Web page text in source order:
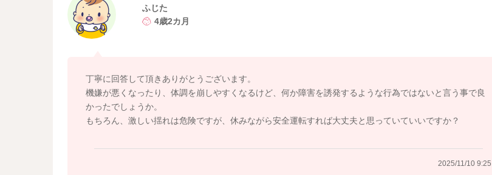
す。いくらチャイルドシートに座っていたと言っても、長時間慣れない状況で、同じ姿勢で固定されるの
で、うまく休めていないこともあります。疲れてしまったり、負担が大きいと、その後、帰宅されてから
体調を崩してしまうお子さんもいらっしゃいます。お子さんは、まだ言葉を発することができませんの
憩を取って定期的に赤ちゃんの様子を確認しましょう。お子さんが機嫌良く寝ているのであれば、それほ
どこまめに休憩なさらなくても構いませんが、お子さんの機嫌が悪くなってしまったタイミングで休める
ように、サービスエリアなどをよく調べておくといいかもしれませんね。また、授乳なさって、ゲップが
しっかり出ていれば、それほど時間をおかなくても移動はなさっていただいていいように思いますが、も
https://comodo.life/everyday/article-890.html
ふじた
4歳2カ月
丁寧に回答して頂きありがとうございます。
機嫌が悪くなったり、体調を崩しやすくなるけど、何か障害を誘発するような行為ではないと言う事で良
かったでしょうか。
もちろん、激しい揺れは危険ですが、休みながら安全運転すれば大丈夫と思っていていいですか？
2025/11/10 9:25